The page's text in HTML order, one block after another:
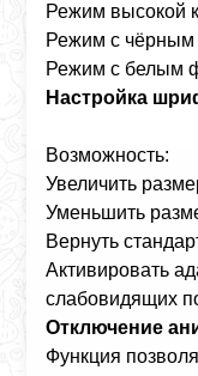
Режим высокой
Режим с
Режим с белым
Настройка
Возможность:
Увеличить
Уменьшить
Вернуть
Активировать
слабовидящих
Отключение
Функция